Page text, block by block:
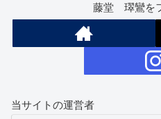
藤堂 璻鸞を
当サイトの運営者